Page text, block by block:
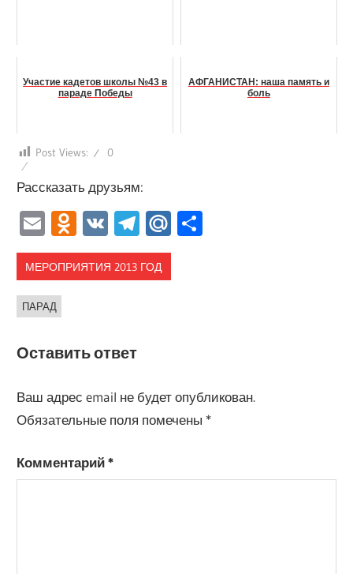
Участие кадетов школы №43 в
параде Победы
АФГАНИСТАН: наша память и
боль
Post Views: 0
Рассказать друзьям:
EmailOdnoklassniki
VK Telegram
Mail.Ru
МЕРОПРИЯТИЯ 2013 ГОД
ПАРАД
Оставить ответ
Ваш адрес email не будет опубликован.
Обязательные поля помечены *
Комментарий*